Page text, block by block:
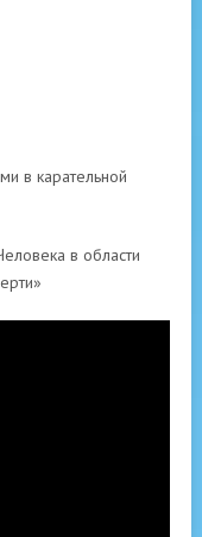
в карательной
в области